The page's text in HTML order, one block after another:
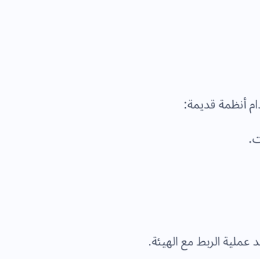
أنظمة قديمة:
عملية الربط مع الهيئة.